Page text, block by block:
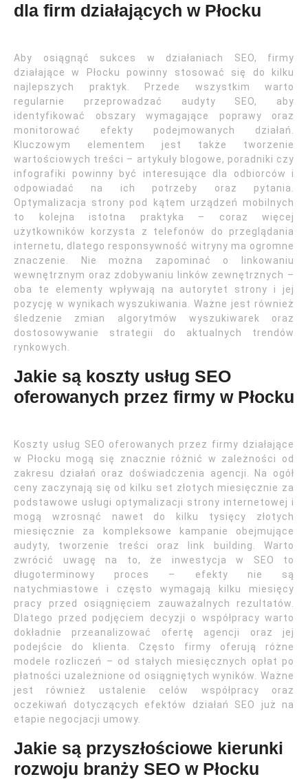
dla firm działających w Płocku
Aby osiągnąć sukces w działaniach SEO, firmy
działające w Płocku powinny stosować się do kilku
najlepszych praktyk. Przede wszystkim warto
regularnie przeprowadzać audyty SEO, aby
identyfikować obszary wymagające poprawy oraz
monitorować efekty podejmowanych działań.
Kluczowym elementem jest także tworzenie
wartościowych treści – artykuły blogowe, poradniki czy
infografiki powinny być interesujące dla odbiorców i
odpowiadać na ich potrzeby oraz pytania.
Optymalizacja strony pod kątem urządzeń mobilnych
to kolejna istotna praktyka – coraz więcej
użytkowników korzysta z telefonów do przeglądania
internetu, dlatego responsywność witryny ma ogromne
znaczenie. Nie można zapominać o linkowaniu
wewnętrznym oraz zdobywaniu linków zewnętrznych –
oba te elementy wpływają na autorytet strony i jej
pozycję w wynikach wyszukiwania. Ważne jest również
śledzenie zmian algorytmów wyszukiwarek oraz
dostosowywanie strategii do aktualnych trendów
rynkowych.
Jakie są koszty usług SEO
oferowanych przez firmy w Płocku
Koszty usług SEO oferowanych przez firmy działające
w Płocku mogą się znacznie różnić w zależności od
zakresu działań oraz doświadczenia agencji. Na ogół
ceny zaczynają się od kilku set złotych miesięcznie za
podstawowe usługi optymalizacji strony internetowej i
mogą wzrosnąć nawet do kilku tysięcy złotych
miesięcznie za kompleksowe kampanie obejmujące
audyty, tworzenie treści oraz link building. Warto
zwrócić uwagę na to, że inwestycja w SEO to
długoterminowy proces – efekty nie są
natychmiastowe i często wymagają kilku miesięcy
pracy przed osiągnięciem zauważalnych rezultatów.
Dlatego przed podjęciem decyzji o współpracy warto
dokładnie przeanalizować ofertę agencji oraz jej
podejście do klienta. Często firmy oferują różne
modele rozliczeń – od stałych miesięcznych opłat po
płatności uzależnione od osiągniętych wyników. Ważne
jest również ustalenie celów współpracy oraz
oczekiwań dotyczących efektów działań SEO już na
etapie negocjacji umowy.
Jakie są przyszłościowe kierunki
rozwoju branży SEO w Płocku